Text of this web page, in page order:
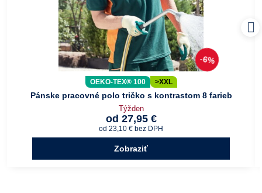
6%
OEKO-TEX® 100 >XXL
Pánske pracovné polo tričko s kontrastom 8 farieb
Týžden
od 27,95 €
od 23,10 € bez DPH
Zobraziť